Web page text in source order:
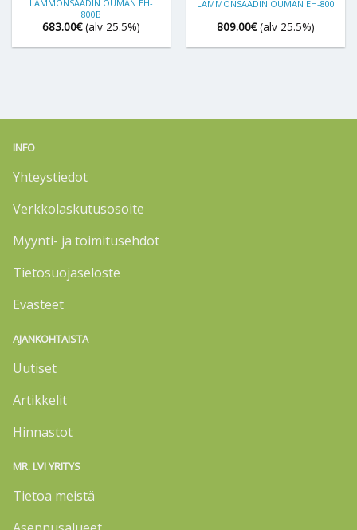
LÄMMÖNSÄÄDIN OUMAN EH-
800B
683.00€ (alv 25.5%)
LÄMMÖNSÄÄDIN OUMAN EH-800
809.00€ (alv 25.5%)
INFO
Yhteystiedot
Verkkolaskutusosoite
Myynti- ja toimitusehdot
Tietosuojaseloste
Evästeet
AJANKOHTAISTA
Uutiset
Artikkelit
Hinnastot
MR. LVI YRITYS
Tietoa meistä